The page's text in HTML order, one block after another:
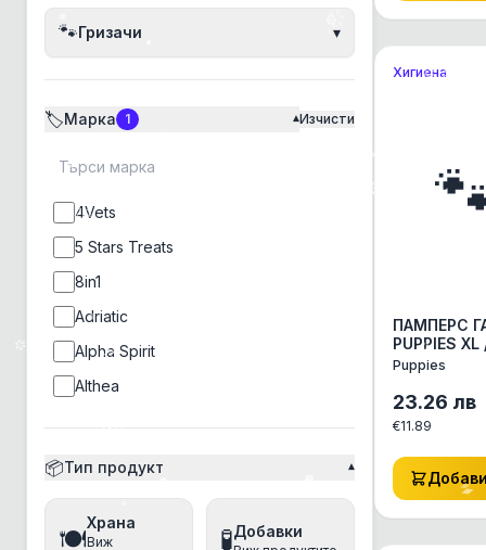
🐾Гризачи ▾
🏷️Марка 1 ▾Изчисти
4Vets
5 Stars Treats
8in1
Adriatic
Alpha Spirit
Althea
Anima
📦Тип продукт ▾
🍽️
Храна
Виж
🧪Добавки
Хигиена
ПАМПЕРС
PUPPIES XL
АКСЕСОАРИ
АКСЕСОАРИ
Puppies
23.26 лв
€11.89
Добави